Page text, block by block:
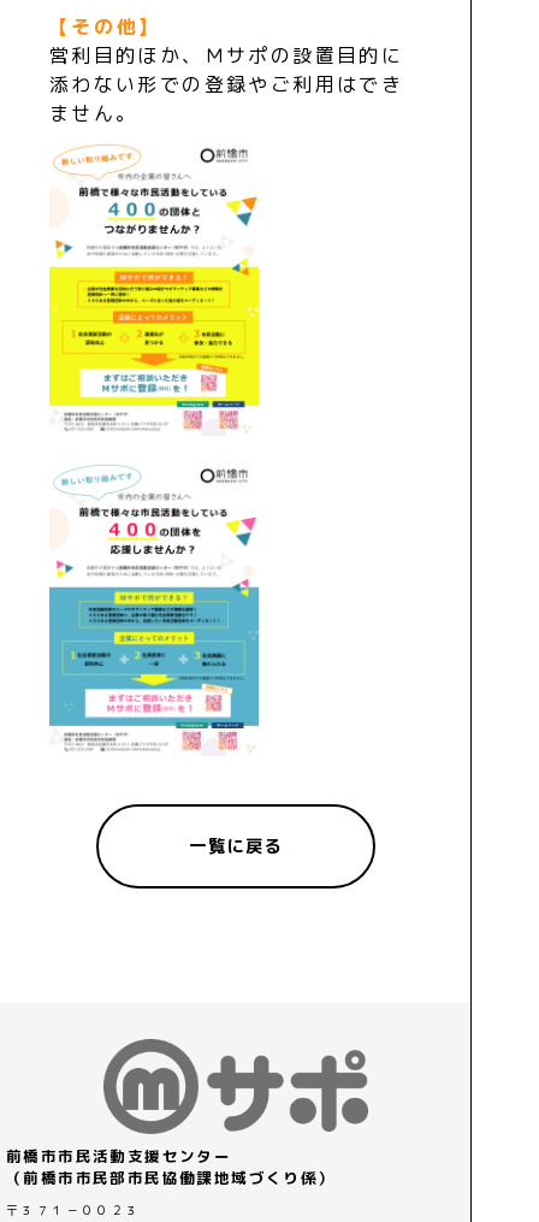
【その他】
営利目的ほか、Ｍサポの設置目的に
添わない形での登録やご利用はでき
ません。
一覧に戻る
前橋市市民活動支援センター
（前橋市市民部市民協働課地域づくり係）
〒３７１－００２３